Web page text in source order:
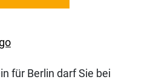
für Berlin darf Sie bei